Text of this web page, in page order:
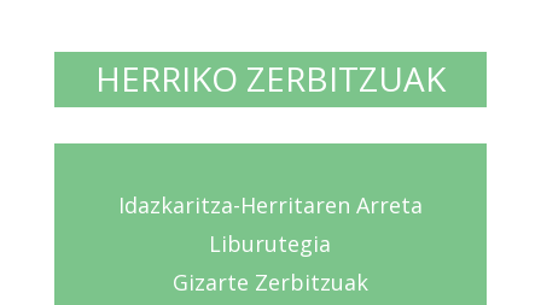
HERRIKO ZERBITZUAK
Idazkaritza-Herritaren Arreta
Liburutegia
Gizarte Zerbitzuak